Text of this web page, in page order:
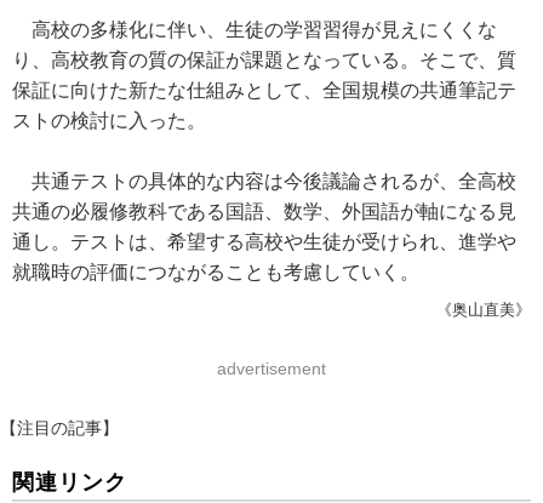
高校の多様化に伴い、生徒の学習習得が見えにくくな
り、高校教育の質の保証が課題となっている。そこで、質
保証に向けた新たな仕組みとして、全国規模の共通筆記テ
ストの検討に入った。
共通テストの具体的な内容は今後議論されるが、全高校
共通の必履修教科である国語、数学、外国語が軸になる見
通し。テストは、希望する高校や生徒が受けられ、進学や
就職時の評価につながることも考慮していく。
《奥山直美》
advertisement
【注目の記事】
関連リンク